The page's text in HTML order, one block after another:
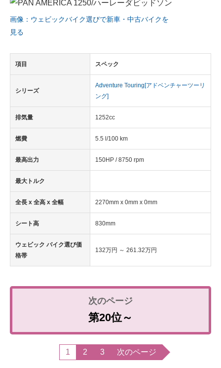
画像：ウェビックバイク選びで新車・中古バイクを
見る
項目 スペック
シリーズ
Adventure Touring[アドベンチャーツーリ
ング]
排気量 1252cc
燃費 5.5 l/100 km
最高出力 150HP / 8750 rpm
最大トルク
全長 x 全高 x 全幅 2270mm x 0mm x 0mm
シート高 830mm
ウェビック バイク選び価
格帯
132万円 ～ 261.32万円
第20位～
1 2 3 次のページ